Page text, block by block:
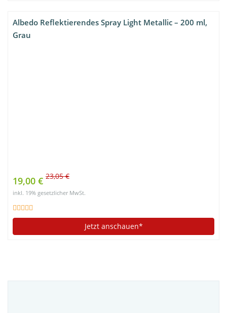
Albedo Reflektierendes Spray Light Metallic – 200 ml,
Grau
19,00 € 23,05 €
inkl. 19% gesetzlicher MwSt.
Jetzt anschauen*